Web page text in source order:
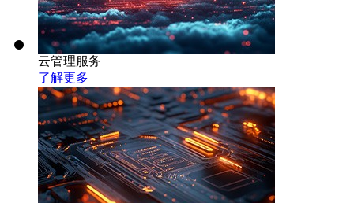
云管理服务
了解更多